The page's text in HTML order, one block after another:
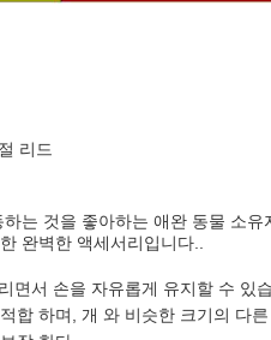
리드
는 것을 좋아하는 애완 동물 소
완벽한 액세서리입니다..
면서 손을 자유롭게 유지할 수 있
합 하며, 개 와 비슷한 크기의 다